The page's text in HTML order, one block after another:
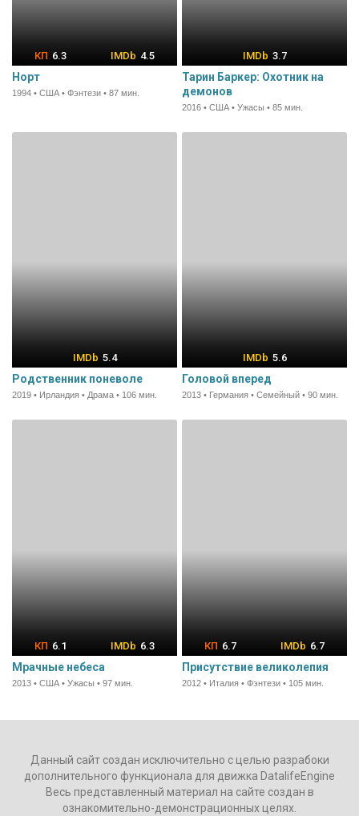
6.3 4.5
Норт
1994 • США • Фэнтези • 87 мин.
3.7
Тарин Баркер: Охотник на
демонов
2016 • США • Ужасы • 85 мин.
5.4
Родственник поневоле
2019 • Ирландия • Драма • 106 мин.
5.6
Головой вперед
2013 • Германия • Семейный • 90 мин.
6.1 6.3
Мрачные небеса
2013 • США • Ужасы • 97 мин.
6.7 6.7
Присутствие великолепия
2012 • Италия • Фэнтези • 105 мин.
Данный сайт создан исключительно с целью разрабоки
дополнительного функционала для движка DatalifeEngine
Весь представленный материал на сайте создан в
ознакомительно-демонстрационных целях.